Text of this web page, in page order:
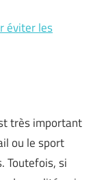
éviter les
très important
ou le sport
Toutefois, si